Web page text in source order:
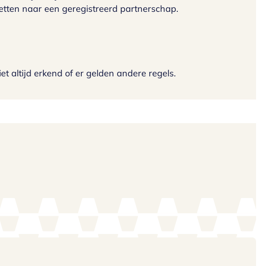
naar een geregistreerd partnerschap.
altijd erkend of er gelden andere regels.